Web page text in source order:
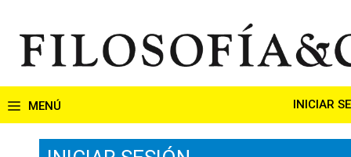
contenido
INICIAR